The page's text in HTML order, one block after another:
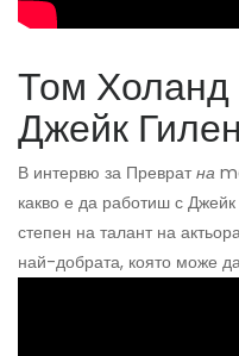
Том Холанд
Джейк
В интервю за Превратна
какво е да работиш с
степен на талант на
най-добрата, която може